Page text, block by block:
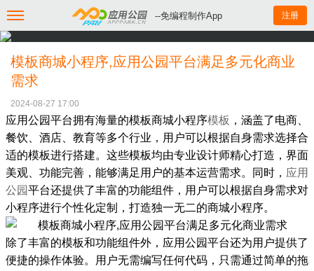
--免编程制作App 注册
模板商城小程序,应用公园平台满足多元化商业
需求
2024-08-27 17:00
应用公园平台拥有海量的模板商城小程序模板 ，涵盖了电商、
餐饮、酒店、教育等多个行业，用户可以根据自身需求选择合
适的模板进行搭建。这些模板均由专业设计师精心打造，界面
美观、功能完善，能够满足用户的基本运营需求。同时， 应用
公园平台还提供了丰富的功能组件，用户可以根据自身需求对
小程序进行个性化定制，打造独一无二的商城小程序。
除了丰富的模板和功能组件外，应用公园平台还为用户提供了
便捷的操作体验。用户无需编写任何代码，只需通过简单的拖